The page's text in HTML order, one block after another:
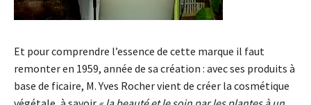
Et pour comprendre l’essence de cette marque il faut
remonter en 1959, année de sa création : avec ses produits à
base de ficaire, M. Yves Rocher vient de créer la cosmétique